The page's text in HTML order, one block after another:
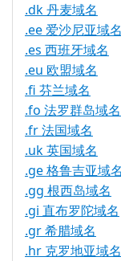
.dk 丹麦域名
.ee 爱沙尼亚域名
.es 西班牙域名
.eu 欧盟域名
.fi 芬兰域名
.fo 法罗群岛域名
.fr 法国域名
.uk 英国域名
.ge 格鲁吉亚域名
.gg 根西岛域名
.gi 直布罗陀域名
.gr 希腊域名
.hr 克罗地亚域名